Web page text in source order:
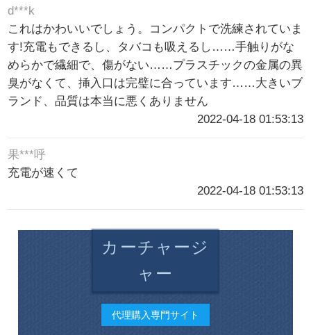
d***k
これはかわいいでしょう。コンパクトで洗練されていま
す!充電もできるし、タバコも吸えるし……手触りがな
めらかで繊細で、傷がない……プラスチックの金属の異
臭がなくて、挿入口は完璧に合っています……大きいブ
ランド、品質は本当に悪くありません
2022-04-18 01:53:13
果***呼
充電が速くて
2022-04-18 01:53:13
カーチャージ
ャー
代理購入専門サイト